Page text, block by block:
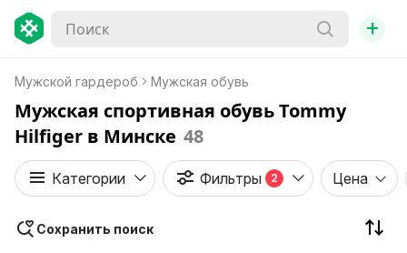
+
Мужской гардероб Мужская обувь
Мужская спортивная обувь Tommy
Hilfiger в Минске 48
Категории Фильтры 2 Цена
Сохранить поиск